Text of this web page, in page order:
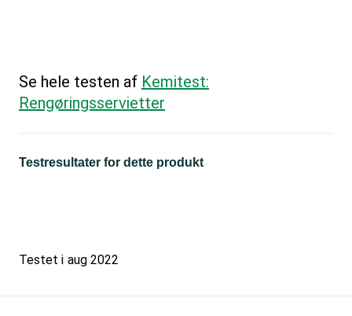
Se hele testen af Kemitest:
Rengøringsservietter
Testresultater for dette produkt
Testet i aug 2022